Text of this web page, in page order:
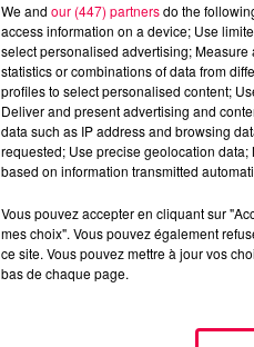
We and our (447) partnersdo the
access information on a device; Use
select personalised advertising;
statistics or combinations of data from
profiles to select personalised content;
Deliver and present advertising and
data such as IP address and browsing
requested; Use precise geolocation
based on information transmitted
Vous pouvez accepter en cliquant sur
mes choix". Vous pouvez également
ce site. Vous pouvez mettre à jour vos
bas de chaque page.